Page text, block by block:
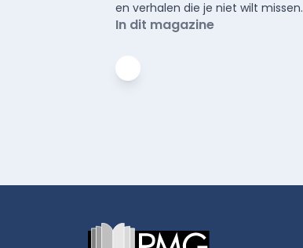
en verhalen die je niet wilt missen.
In dit magazine